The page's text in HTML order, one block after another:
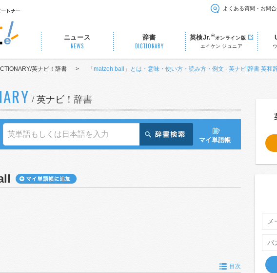
よくある質問・お問
ニュース
NEWS
辞書
DICTIONARY
英検Jr.®オンライン版
エイケン ジュニア
英ナビ！辞書 > 「matzoh ball」とは・意味・使い方・読み方・例文 - 英ナビ!辞書 英和
/ 英ナビ！辞書
マイ単語帳
目次